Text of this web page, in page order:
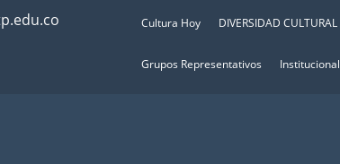
Cultura Hoy DIVERSIDAD CULTURAL
Grupos Representativos
Institucional